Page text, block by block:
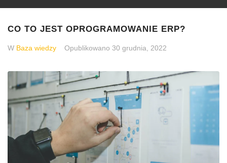
CO TO JEST OPROGRAMOWANIE ERP?
W Baza wiedzy Opublikowano 30 grudnia, 2022